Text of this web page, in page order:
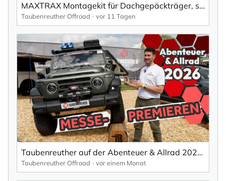
MAXTRAX Montagekit für Dachgepäckträger, seitlich + Schaufel Halterung
Taubenreuther Offroad vor 11 Tagen
Taubenreuther auf der Abenteuer & Allrad 2026 | Kompletter Standrundgang & Neuheiten
Taubenreuther Offroad vor einem Monat